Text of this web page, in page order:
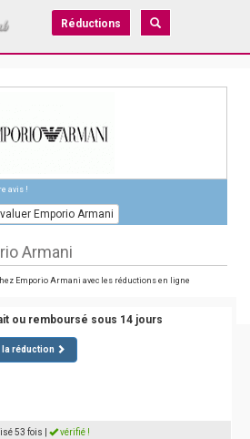
Réductions
avis !
Emporio Armani
Armani
Emporio Armani avec les réductions en ligne
ou remboursé sous 14 jours
la réduction
53 fois vérifié !